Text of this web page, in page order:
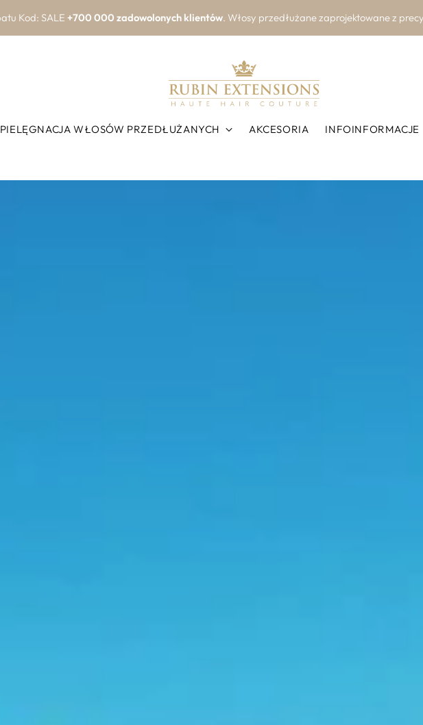
Zamówienia złożone do godziny 17:30 są wysyłane następnego dnia roboczego.
PIELĘGNACJA WŁOSÓW PRZEDŁUŻANYCH AKCESORIA INFOINFORMACJE